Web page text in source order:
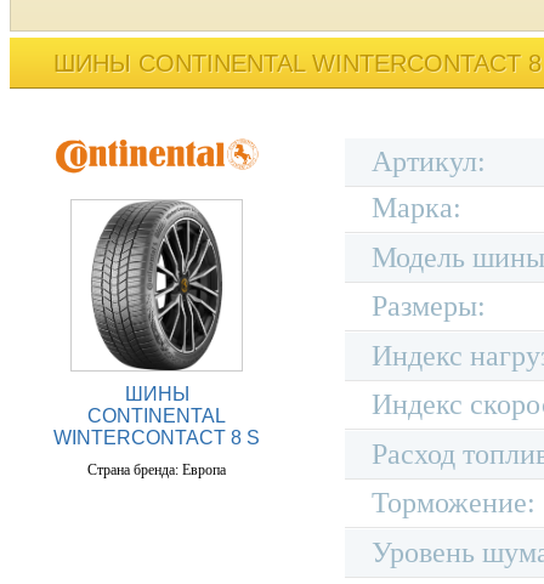
ШИНЫ CONTINENTAL WINTERCONTACT
ШИНЫ
CONTINENTAL
WINTERCONTACT 8 S
Страна бренда: Европа
Артикул:
Марка:
Модель
Размеры:
Индекс
Индекс
Расход
Торможение:
Уровень